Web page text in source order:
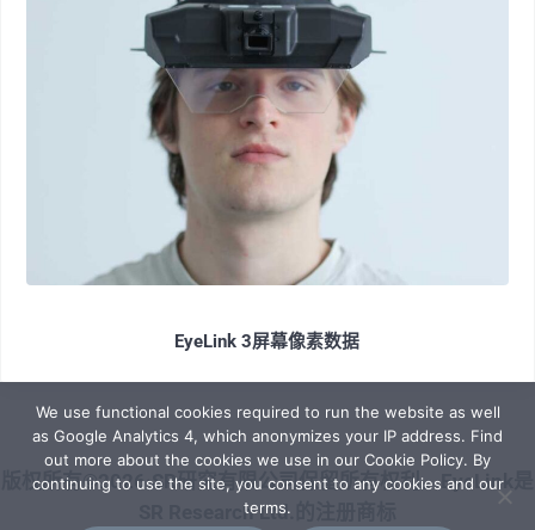
EyeLink 3屏幕像素数据
版权所有©2026·SR研究有限公司保留所有权利。EyeLink是
SR Research Ltd.的注册商标
We use functional cookies required to run the website as well
as Google Analytics 4, which anonymizes your IP address. Find
out more about the cookies we use in our Cookie Policy. By
continuing to use the site, you consent to any cookies and our
terms.